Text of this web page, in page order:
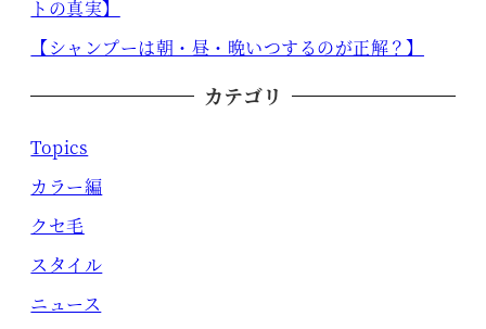
トの真実】
【シャンプーは朝・昼・晩いつするのが正解？】
カテゴリ
Topics
カラー編
クセ毛
スタイル
ニュース